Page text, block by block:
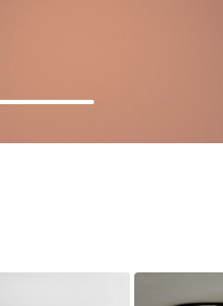
и тумбы
для ванных комнат >